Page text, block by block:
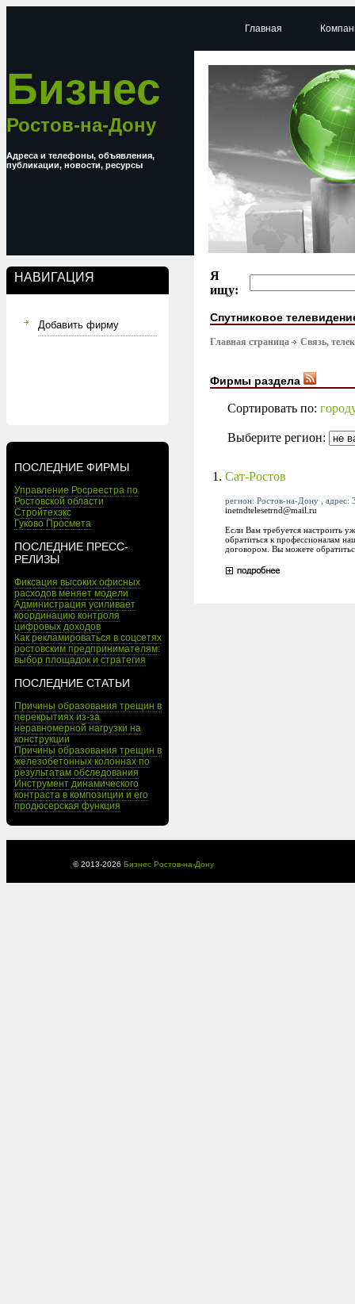
Бизнес
Ростов-на-Дону
Адреса и телефоны, объявления,
публикации, новости, ресурсы
НАВИГАЦИЯ
Добавить фирму
ПОСЛЕДНИЕ ФИРМЫ
Управление Росреестра по
Ростовской области
Стройтехэкс
Гуково Просмета
ПОСЛЕДНИЕ ПРЕСС-
РЕЛИЗЫ
Фиксация высоких офисных
расходов меняет модели
Администрация усиливает
координацию контроля
цифровых доходов
Как рекламироваться в соцсетях
ростовским предпринимателям:
выбор площадок и стратегия
ПОСЛЕДНИЕ СТАТЬИ
Причины образования трещин в
перекрытиях из-за
неравномерной нагрузки на
конструкции
Причины образования трещин в
железобетонных колоннах по
результатам обследования
Инструмент динамического
контраста в композиции и его
продюсерская функция
Главная
Я
ищу:
Спутниковое
Главная страница Связь,
Фирмы раздела
Сортировать по:
Выберите регион:
1. Сат-Ростов
регион: Ростов-на-Дону , адрес:
inetndtelesetrnd@mail.ru
Если Вам требуется настроить
обратиться к профессионалам
договором. Вы можете
© 2013-2026 Бизнес Ростов-на-Дону